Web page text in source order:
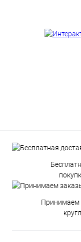
Принимаем